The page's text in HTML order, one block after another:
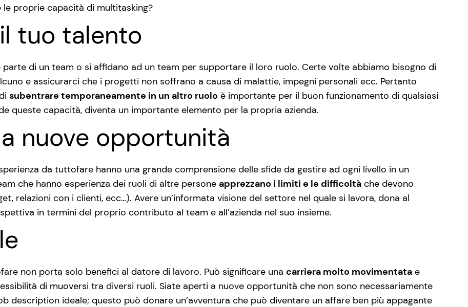
proprie capacità di multitasking?
tuo talento
di un team o si affidano ad un team per supportare il loro ruolo. Certe volte abbiamo bisogno di
e assicurarci che i progetti non soffrano a causa di malattie, impegni personali ecc. Pertanto
subentrare temporaneamente in un altro ruolo è importante per il buon funzionamento di qualsiasi
queste capacità, diventa un importante elemento per la propria azienda.
nuove opportunità
da tuttofare hanno una grande comprensione delle sfide da gestire ad ogni livello in un
che hanno esperienza dei ruoli di altre persone apprezzano i limiti e le difficoltà che devono
relazioni con i clienti, ecc…). Avere un’informata visione del settore nel quale si lavora, dona al
in termini del proprio contributo al team e all’azienda nel suo insieme.
non porta solo benefici al datore di lavoro. Può significare una carriera molto movimentata e
di muoversi tra diversi ruoli. Siate aperti a nuove opportunità che non sono necessariamente
description ideale; questo può donare un’avventura che può diventare un affare ben più appagante